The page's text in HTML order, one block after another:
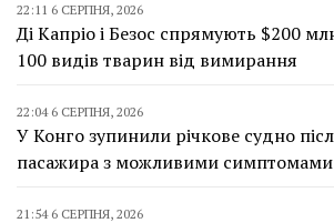
22:11 6 СЕРПНЯ, 2026
Ді Капріо і Безос спрямують $200
100 видів тварин від вимирання
22:04 6 СЕРПНЯ, 2026
У Конго зупинили річкове судно
пасажира з можливими
21:54 6 СЕРПНЯ, 2026